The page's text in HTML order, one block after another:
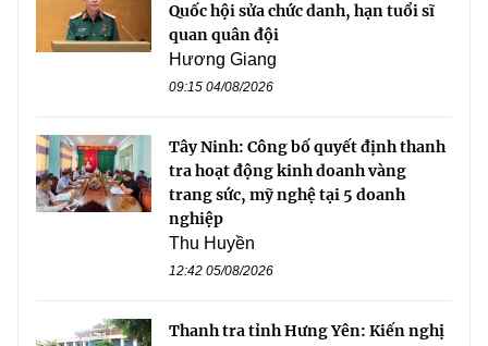
Quốc hội sửa chức danh, hạn tuổi sĩ
quan quân đội
Hương Giang
09:15 04/08/2026
Tây Ninh: Công bố quyết định thanh
tra hoạt động kinh doanh vàng
trang sức, mỹ nghệ tại 5 doanh
nghiệp
Thu Huyền
12:42 05/08/2026
Thanh tra tỉnh Hưng Yên: Kiến nghị